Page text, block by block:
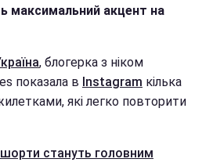
максимальний акцент на
, блогерка з ніком
показала в Instagram кілька
які легко повторити
шорти стануть головним